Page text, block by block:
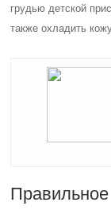
грудью детской
также охладить